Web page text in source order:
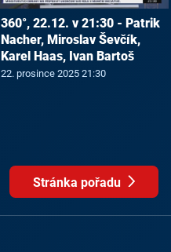
360°, 22.12. v 21:30 - Patrik
Nacher, Miroslav Ševčík,
Karel Haas, Ivan Bartoš
22. prosince 2025 21:30
Stránka pořadu